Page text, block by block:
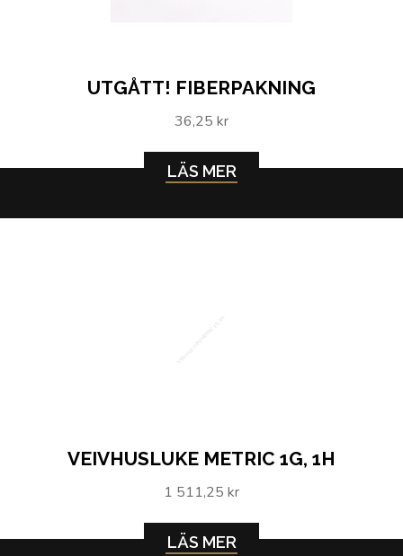
UTGÅTT! FIBERPAKNING
36,25 kr
LÄS MER
VEIVHUSLUKE METRIC 1G, 1H
1 511,25 kr
LÄS MER